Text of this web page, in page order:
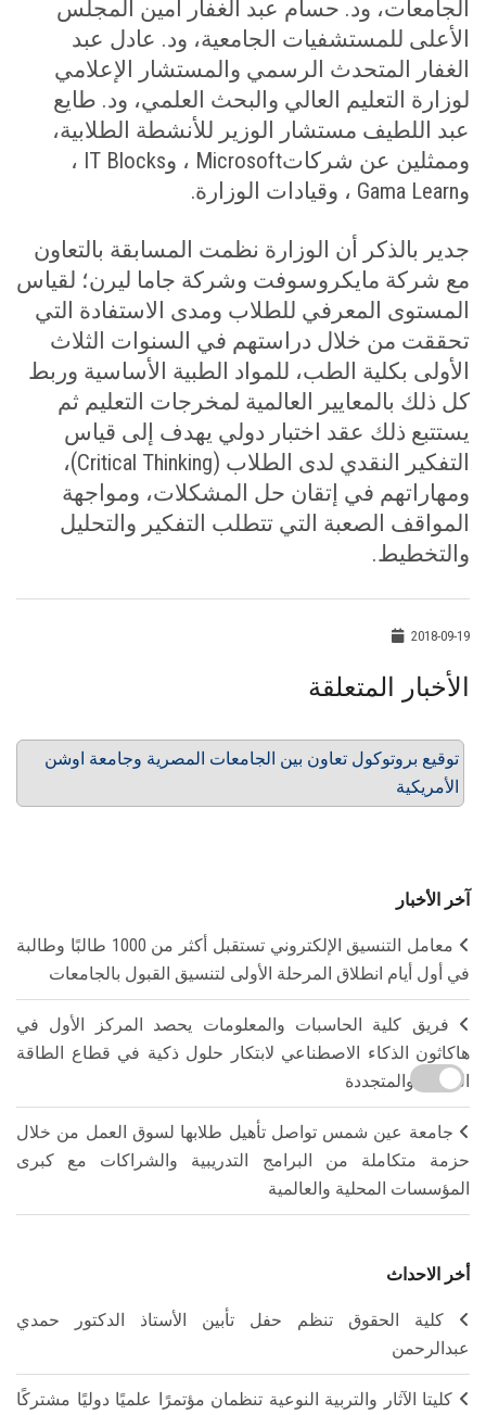
الجامعات، ود. حسام عبد الغفار أمين المجلس
الأعلى للمستشفيات الجامعية، ود. عادل عبد
الغفار المتحدث الرسمي والمستشار الإعلامي
لوزارة التعليم العالي والبحث العلمي، ود. طايع
عبد اللطيف مستشار الوزير للأنشطة الطلابية،
وممثلين عن شركاتMicrosoft ، وIT Blocks ،
وGama Learn ، وقيادات الوزارة.
جدير بالذكر أن الوزارة نظمت المسابقة بالتعاون
مع شركة مايكروسوفت وشركة جاما ليرن؛ لقياس
المستوى المعرفي للطلاب ومدى الاستفادة التي
تحققت من خلال دراستهم في السنوات الثلاث
الأولى بكلية الطب، للمواد الطبية الأساسية وربط
كل ذلك بالمعايير العالمية لمخرجات التعليم ثم
يستتبع ذلك عقد اختبار دولي يهدف إلى قياس
التفكير النقدي لدى الطلاب (Critical Thinking)،
ومهاراتهم في إتقان حل المشكلات، ومواجهة
المواقف الصعبة التي تتطلب التفكير والتحليل
والتخطيط.
2018-09-19
الأخبار المتعلقة
توقيع بروتوكول تعاون بين الجامعات المصرية وجامعة اوشن
الأمريكية
آخر الأخبار
معامل التنسيق الإلكتروني تستقبل أكثر من 1000 طالبًا وطالبة
في أول أيام انطلاق المرحلة الأولى لتنسيق القبول بالجامعات
فريق كلية الحاسبات والمعلومات يحصد المركز الأول في
هاكاثون الذكاء الاصطناعي لابتكار حلول ذكية في قطاع الطاقة
الجديدة والمتجددة
جامعة عين شمس تواصل تأهيل طلابها لسوق العمل من خلال
حزمة متكاملة من البرامج التدريبية والشراكات مع كبرى
المؤسسات المحلية والعالمية
أخر الاحداث
كلية الحقوق تنظم حفل تأبين الأستاذ الدكتور حمدي
عبدالرحمن
كليتا الآثار والتربية النوعية تنظمان مؤتمرًا علميًا دوليًا مشتركًا